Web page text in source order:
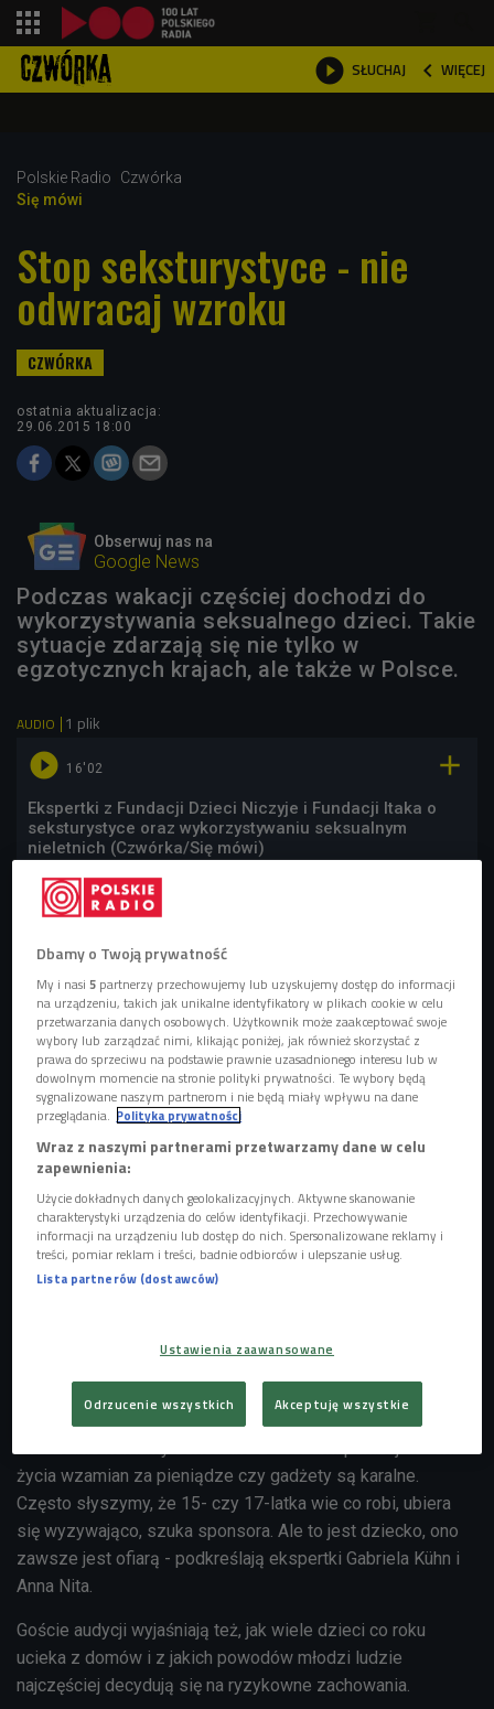
 SŁUCHAJ  WIĘCEJ

Polskie Radio
Czwórka
Się mówi
Stop seksturystyce - nie
odwracaj wzroku
ostatnia aktualizacja:
29.06.2015 18:00
Obserwuj nas na
Google News
Podczas wakacji częściej dochodzi do
wykorzystywania seksualnego dzieci. Takie
sytuacje zdarzają się nie tylko w
egzotycznych krajach, ale także w Polsce.
AUDIO 1 plik
 16'02 
Ekspertki z Fundacji Dzieci Niczyje i Fundacji Itaka o
seksturystyce oraz wykorzystywaniu seksualnym
nieletnich (Czwórka/Się mówi)
sytuacje, np. w hotelach i restauracjach, nie powiadamiają policji
Foto:
Materiały prasowe
Fundacja Dzieci Niczyje prowadzi kampanię społeczną, w
należy od razu dzwonić na policję, w pozostałych
wypadkach trzeba skontaktować się z fundacją poprzez
formularz dostępny na stronie.
życia wzamian za pieniądze czy gadżety są karalne.
Często słyszymy, że 15- czy 17-latka wie co robi, ubiera
się wyzywająco, szuka sponsora. Ale to jest dziecko, ono
zawsze jest ofiarą - podkreślają ekspertki Gabriela Kühn i
Anna Nita.
Goście audycji wyjaśniają też, jak wiele dzieci co roku
ucieka z domów i z jakich powodów młodzi ludzie
najczęściej decydują się na ryzykowne zachowania.
Dbamy o Twoją prywatność
My i nasi5 partnerzy przechowujemy lub uzyskujemy dostęp do informacji
na urządzeniu, takich jak unikalne identyfikatory w plikach cookie w celu
przetwarzania danych osobowych. Użytkownik może zaakceptować swoje
wybory lub zarządzać nimi, klikając poniżej, jak również skorzystać z
prawa do sprzeciwu na podstawie prawnie uzasadnionego interesu lub w
dowolnym momencie na stronie polityki prywatności. Te wybory będą
sygnalizowane naszym partnerom i nie będą miały wpływu na dane
przeglądania. Polityka prywatności
Wraz z naszymi partnerami przetwarzamy dane w celu
zapewnienia:
Użycie dokładnych danych geolokalizacyjnych. Aktywne skanowanie
charakterystyki urządzenia do celów identyfikacji. Przechowywanie
informacji na urządzeniu lub dostęp do nich. Spersonalizowane reklamy i
treści, pomiar reklam i treści, badnie odbiorców i ulepszanie usług.
Lista partnerów (dostawców)
Ustawienia zaawansowane
Odrzucenie wszystkich Akceptuję wszystkie